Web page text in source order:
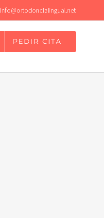
info@ortodoncialingual.net
PEDIR CITA